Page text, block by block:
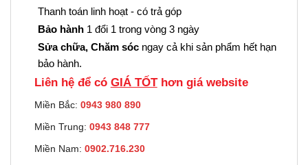
Thanh toán linh hoạt - có trả góp
Bảo hành 1 đổi 1 trong vòng 3 ngày
Sửa chữa, Chăm sóc ngay cả khi sản phẩm hết hạn
bảo hành.
Liên hệ để có GIÁ TỐThơn giá website
Miền Bắc: 0943 980 890
Miền Trung: 0943 848 777
Miền Nam: 0902.716.230